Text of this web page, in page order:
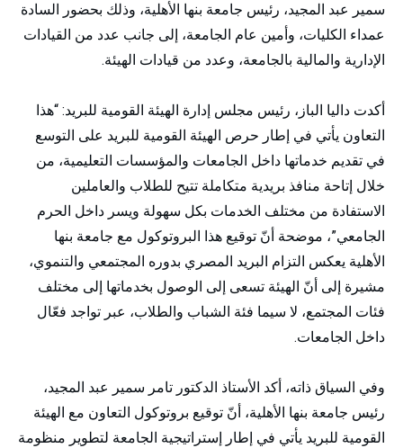
سمير عبد المجيد، رئيس جامعة بنها الأهلية، وذلك بحضور السادة
عمداء الكليات، وأمين عام الجامعة، إلى جانب عدد من القيادات
الإدارية والمالية بالجامعة، وعدد من قيادات الهيئة.
أكدت داليا الباز، رئيس مجلس إدارة الهيئة القومية للبريد: “هذا
التعاون يأتي في إطار حرص الهيئة القومية للبريد على التوسع
في تقديم خدماتها داخل الجامعات والمؤسسات التعليمية، من
خلال إتاحة منافذ بريدية متكاملة تتيح للطلاب والعاملين
الاستفادة من مختلف الخدمات بكل سهولة ويسر داخل الحرم
الجامعي”، موضحة أنّ توقيع هذا البروتوكول مع جامعة بنها
الأهلية يعكس التزام البريد المصري بدوره المجتمعي والتنموي،
مشيرة إلى أنّ الهيئة تسعى إلى الوصول بخدماتها إلى مختلف
فئات المجتمع، لا سيما فئة الشباب والطلاب، عبر تواجد فعّال
داخل الجامعات.
وفي السياق ذاته، أكد الأستاذ الدكتور تامر سمير عبد المجيد،
رئيس جامعة بنها الأهلية، أنّ توقيع بروتوكول التعاون مع الهيئة
القومية للبريد يأتي في إطار إستراتيجية الجامعة لتطوير منظومة